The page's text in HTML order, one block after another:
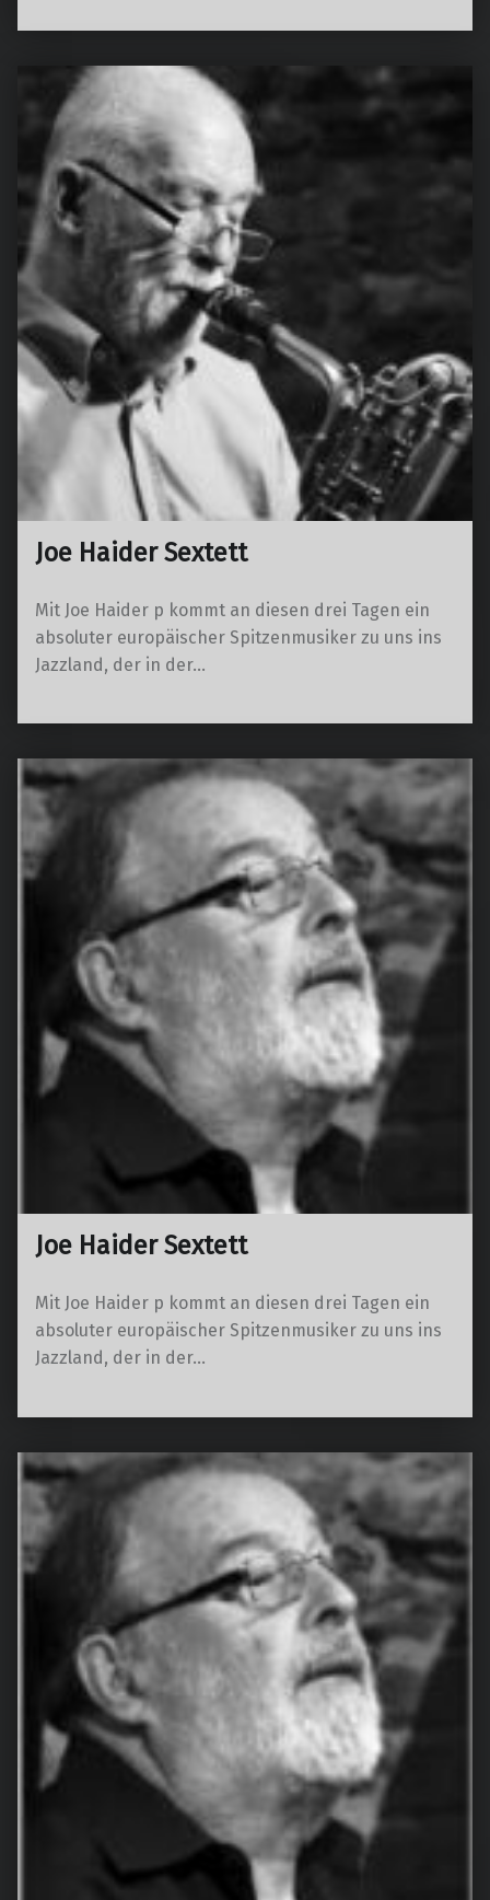
Joe Haider Sextett
Mit Joe Haider p kommt an diesen drei Tagen ein
absoluter europäischer Spitzenmusiker zu uns ins
Jazzland, der in der…
Joe Haider Sextett
Mit Joe Haider p kommt an diesen drei Tagen ein
absoluter europäischer Spitzenmusiker zu uns ins
Jazzland, der in der…